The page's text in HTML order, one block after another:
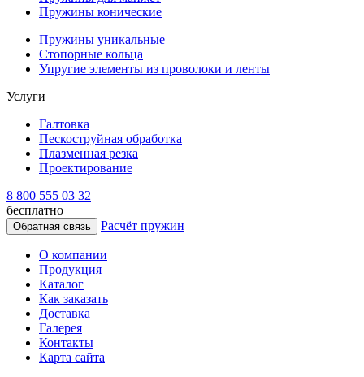
Пружины конические
Пружины уникальные
Стопорные кольца
Упругие элементы из проволоки и ленты
Услуги
Галтовка
Пескоструйная обработка
Плазменная резка
Проектирование
8 800 555 03 32
бесплатно
Обратная связь Расчёт пружин
О компании
Продукция
Каталог
Как заказать
Доставка
Галерея
Контакты
Карта сайта